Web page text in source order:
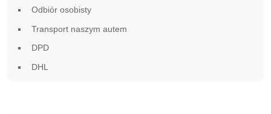
Odbiór osobisty
Transport naszym autem
DPD
DHL